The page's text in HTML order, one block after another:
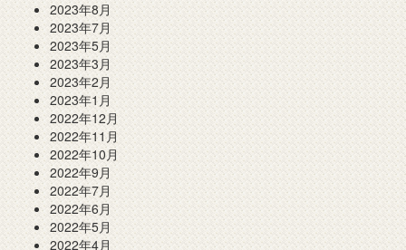
2023年8月
2023年7月
2023年5月
2023年3月
2023年2月
2023年1月
2022年12月
2022年11月
2022年10月
2022年9月
2022年7月
2022年6月
2022年5月
2022年4月